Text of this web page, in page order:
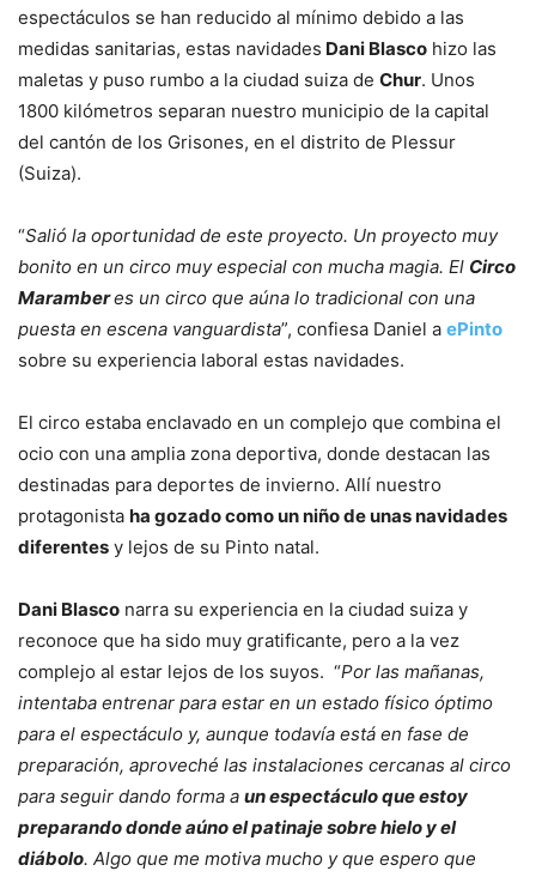
espectáculos se han reducido al mínimo debido a las
medidas sanitarias, estas navidades Dani Blasco hizo las
maletas y puso rumbo a la ciudad suiza de Chur. Unos
1800 kilómetros separan nuestro municipio de la capital
del cantón de los Grisones, en el distrito de Plessur
(Suiza).
“Salió la oportunidad de este proyecto. Un proyecto muy
bonito en un circo muy especial con mucha magia. El Circo
Maramberes un circo que aúna lo tradicional con una
puesta en escena vanguardista”, confiesa Daniel a ePinto
sobre su experiencia laboral estas navidades.
El circo estaba enclavado en un complejo que combina el
ocio con una amplia zona deportiva, donde destacan las
destinadas para deportes de invierno. Allí nuestro
protagonista ha gozado como un niño de unas navidades
diferentes y lejos de su Pinto natal.
Dani Blasco narra su experiencia en la ciudad suiza y
reconoce que ha sido muy gratificante, pero a la vez
complejo al estar lejos de los suyos. “Por las mañanas,
intentaba entrenar para estar en un estado físico óptimo
para el espectáculo y, aunque todavía está en fase de
preparación, aproveché las instalaciones cercanas al circo
para seguir dando forma a un espectáculo que estoy
preparando donde aúno el patinaje sobre hielo y el
diábolo. Algo que me motiva mucho y que espero que